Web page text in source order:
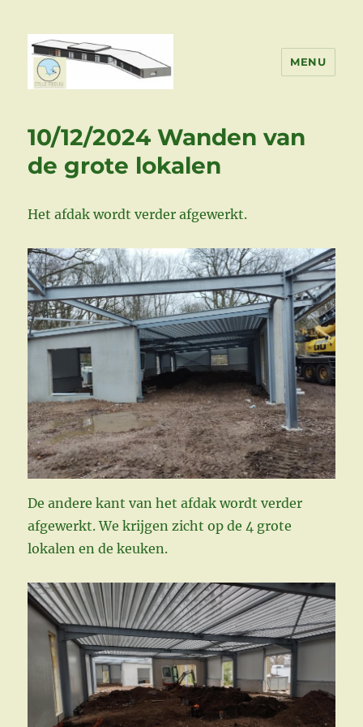
MENU
10/12/2024 Wanden van
de grote lokalen
Het afdak wordt verder afgewerkt.
De andere kant van het afdak wordt verder
afgewerkt. We krijgen zicht op de 4 grote
lokalen en de keuken.